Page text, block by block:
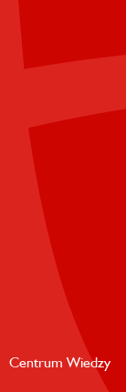
Centrum Wiedzy